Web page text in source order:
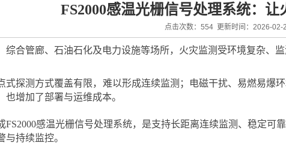
FS2000感温光栅信号处理系统：
点击次数：554 更新时间：2026-02-
综合管廊、石油石化及电力设施等场所，火灾监测受环境复杂、监
式探测方式覆盖有限，难以形成连续监测；电磁干扰、易燃易爆
也增加了部署与运维成本。
FS2000感温光栅信号处理系统，是支持长距离连续监测、稳定可
与持续监控。